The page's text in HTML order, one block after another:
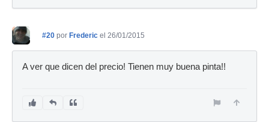
#20 por Frederic el 26/01/2015
A ver que dicen del precio! Tienen muy buena pinta!!